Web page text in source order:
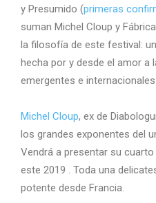
y Presumido (primeras
suman Michel Cloup y
la filosofía de este festival:
hecha por y desde el amor a
emergentes e
Michel Cloup, ex de
los grandes exponentes del
Vendrá a presentar su
este 2019 . Toda una
potente desde Francia.